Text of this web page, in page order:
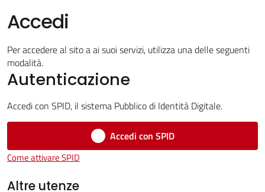
gli
su
Accedi
Per accedere al sito a ai suoi servizi, utilizza una delle seguenti
modalità.
Autenticazione
Accedi con SPID, il sistema Pubblico di Identità Digitale.
Accedi con SPID
Come attivare SPID
Altre utenze